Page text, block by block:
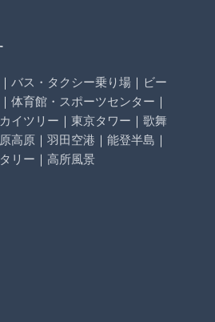
｜ バス・タクシー乗り場 ｜ ビー
｜ 体育館・スポーツセンター ｜
イツリー ｜ 東京タワー ｜ 歌舞
高原 ｜ 羽田空港 ｜ 能登半島 ｜
リー ｜ 高所風景